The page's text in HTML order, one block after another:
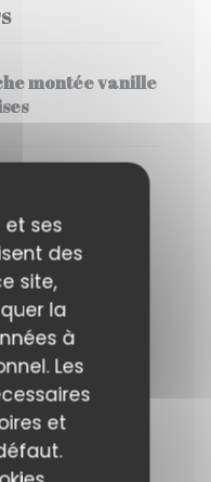
et ses
des
site,
la
à
Les
et
montée vanille
et basilic
: 31 euros
: 37 euros